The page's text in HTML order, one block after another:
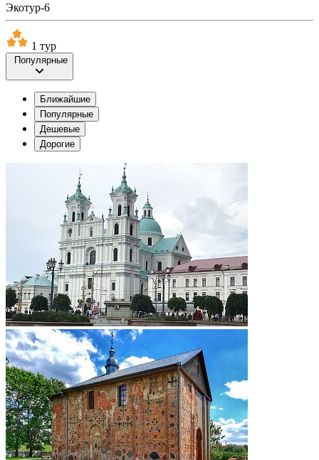
Экотур-6
1 тур
Популярные
Ближайшие
Популярные
Дешевые
Дорогие